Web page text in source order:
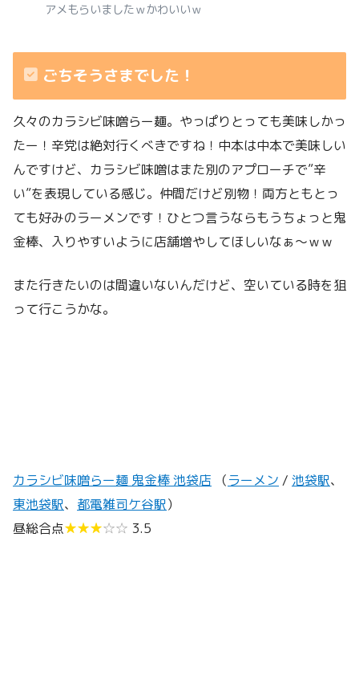
アメもらいましたｗかわいいｗ
ごちそうさまでした！
久々のカラシビ味噌らー麺。やっぱりとっても美味しかっ
たー！辛党は絶対行くべきですね！中本は中本で美味しい
んですけど、カラシビ味噌はまた別のアプローチで”辛
い”を表現している感じ。仲間だけど別物！両方ともとっ
ても好みのラーメンです！ひとつ言うならもうちょっと鬼
金棒、入りやすいように店舗増やしてほしいなぁ〜ｗｗ
また行きたいのは間違いないんだけど、空いている時を狙
って行こうかな。
カラシビ味噌らー麺 鬼金棒 池袋店 （ラーメン / 池袋駅、
東池袋駅、 都電雑司ケ谷駅）
昼総合点★★★☆☆ 3.5